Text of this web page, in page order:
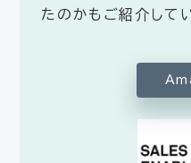
たのかもご紹介してい